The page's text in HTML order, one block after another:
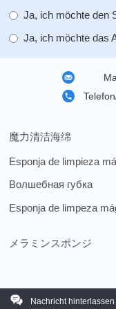
Ja, ich möchte den
Ja, ich möchte das
魔力清洁海绵
Esponja de limpieza
Волшебная губка
Esponja de limpeza
メラミンスポンジ
Nachricht hinterlassen